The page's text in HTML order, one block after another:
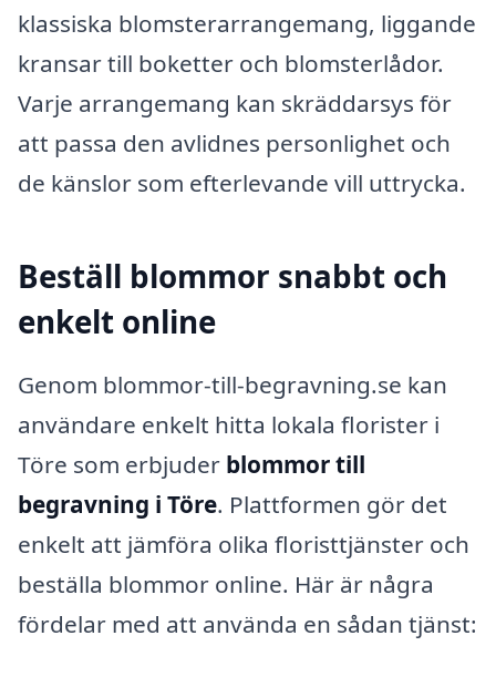
klassiska blomsterarrangemang, liggande
kransar till boketter och blomsterlådor.
Varje arrangemang kan skräddarsys för
att passa den avlidnes personlighet och
de känslor som efterlevande vill uttrycka.
Beställ blommor snabbt och
enkelt online
Genom blommor-till-begravning.se kan
användare enkelt hitta lokala florister i
Töre som erbjuder blommor till
begravning i Töre. Plattformen gör det
enkelt att jämföra olika floristtjänster och
beställa blommor online. Här är några
fördelar med att använda en sådan tjänst: